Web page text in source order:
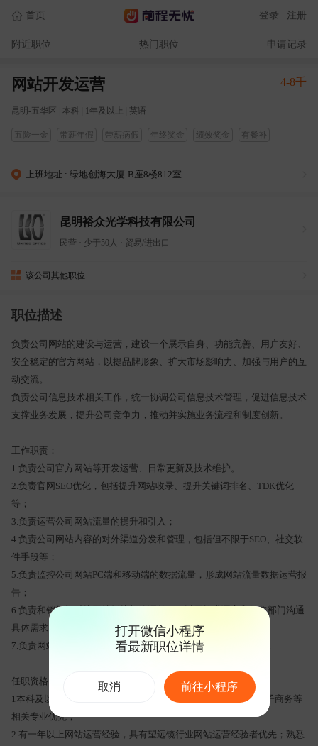
首页 登录 | 注册
附近职位 热门职位 申请记录
网站开发运营 4-8千
昆明-五华区 本科 1年及以上 英语
五险一金 带薪年假 带薪病假 年终奖金 绩效奖金 有餐补
上班地址 : 绿地创海大厦-B座8楼812室
昆明裕众光学科技有限公司
民营 少于50人 贸易/进出口
该公司其他职位
职位描述
负责公司网站的建设与运营，建设一个展示自身、功能完善、用户友好、
安全稳定的官方网站，以提品牌形象、扩大市场影响力、加强与用户的互
动交流。
负责公司信息技术相关工作，统一协调公司信息技术管理，促进信息技术
支撑业务发展，提升公司竞争力，推动并实施业务流程和制度创新。
工作职责：
1.负责公司官方网站等开发运营、日常更新及技术维护。
2.负责官网SEO优化，包括提升网站收录、提升关键词排名、TDK优化
等；
3.负责运营公司网站流量的提升和引入；
4.负责公司网站内容的对外渠道分发和管理，包括但不限于SEO、社交软
件手段等；
5.负责监控公司网站PC端和移动端的数据流量，形成网站流量数据运营报
告；
6.负责和销售部对接网站板块架构调整，可以用技术语言和销售部门沟通
具体需求；
7.负责网站的友情链接、广告交换等网站层面的合作推广工作等。
任职资格：
1本科及以上学历，计算机、数字媒体、市场营销、广告学、电子商务等
相关专业优先；
2.有一年以上网站运营经验，具有望远镜行业网站运营经验者优先；熟悉
打开微信小程序
看最新职位详情
取消 前往小程序